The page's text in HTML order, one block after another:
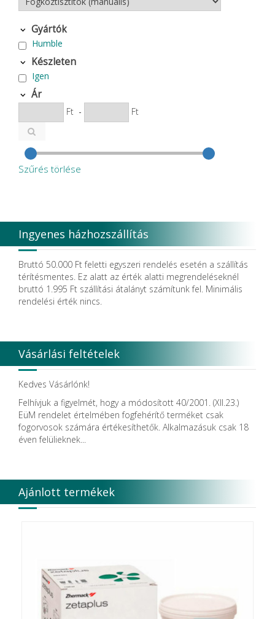
Gyártók
Humble
Készleten
Igen
Ár
Ft - Ft
Szűrés törlése
Ingyenes házhozszállítás
Bruttó 50.000 Ft feletti egyszeri rendelés esetén a szállítás
térítésmentes. Ez alatt az érték alatti megrendeléseknél
bruttó 1.995 Ft szállítási átalányt számítunk fel. Minimális
rendelési érték nincs.
Vásárlási feltételek
Kedves Vásárlónk!
Felhívjuk a figyelmét, hogy a módosított 40/2001. (XII.23.)
EüM rendelet értelmében fogfehérítő terméket csak
fogorvosok számára értékesíthetők. Alkalmazásuk csak 18
éven felülieknek...
Ajánlott termékek